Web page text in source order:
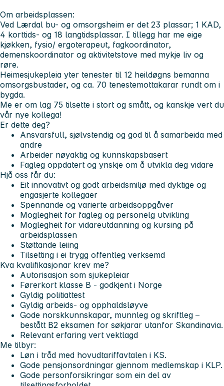
Om arbeidsplassen:
Ved Lærdal bu- og omsorgsheim er det 23 plassar; 1 KAD,
4 korttids- og 18 langtidsplassar. I tillegg har me eige
kjøkken, fysio/ ergoterapeut, fagkoordinator,
demenskoordinator og aktivitetstove med mykje liv og
røre.
Heimesjukepleia yter tenester til 12 heildøgns bemanna
omsorgsbustader, og ca. 70 tenestemottakarar rundt om i
bygda.
Me er om lag 75 tilsette i stort og smått, og kanskje vert du
vår nye kollega!
Er dette deg?
Ansvarsfull, sjølvstendig og god til å samarbeida med
andre
Arbeider nøyaktig og kunnskapsbasert
Fagleg oppdatert og ynskje om å utvikla deg vidare
Hjå oss får du:
Eit innovativt og godt arbeidsmiljø med dyktige og
engasjerte kollegaer
Spennande og varierte arbeidsoppgåver
Moglegheit for fagleg og personelg utvikling
Moglegheit for vidareutdanning og kursing på
arbeidsplassen
Støttande leiing
Tilsetting i ei trygg offentleg verksemd
Kva kvalifikasjonar krev me?
Autorisasjon som sjukepleiar
Førerkort klasse B - godkjent i Norge
Gyldig politiattest
Gyldig arbeids- og opphaldsløyve
Gode norskkunnskapar, munnleg og skriftleg –
bestått B2 eksamen for søkjarar utanfor Skandinavia.
Relevant erfaring vert vektlagd
Me tilbyr:
Løn i tråd med hovudtariffavtalen i KS.
Gode pensjonsordningar gjennom medlemskap i KLP.
Gode personforsikringar som ein del av